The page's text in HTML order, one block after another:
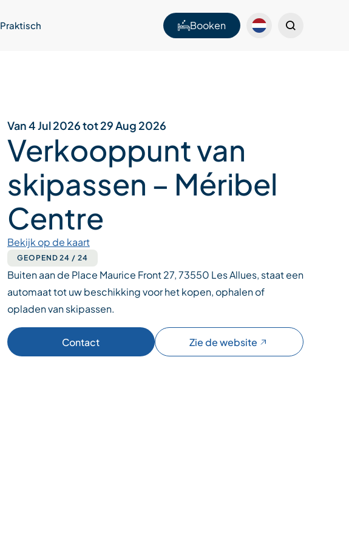
Praktisch Booken
Van 4 Jul 2026 tot 29 Aug 2026
Verkooppunt van
skipassen – Méribel
Centre
Bekijk op de kaart
GEOPEND 24 / 24
Buiten aan de Place Maurice Front 27, 73550 Les Allues, staat een
automaat tot uw beschikking voor het kopen, ophalen of
opladen van skipassen.
Contact Zie de website